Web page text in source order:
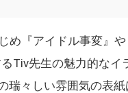
め『アイドル事変』
Tiv先生の魅力的なイ
瑞々しい雰囲気の表